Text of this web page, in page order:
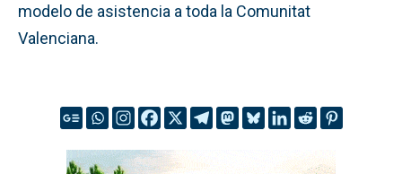
modelo de asistencia a toda la Comunitat
Valenciana.